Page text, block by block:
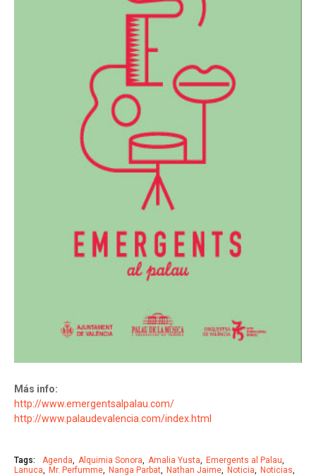
Más info:
http://www.emergentsalpalau.com/
http://www.palaudevalencia.com/index.html
Tags: Agenda Alquimia Sonora Amalia Yusta
Emergents al Palau
Lanuca
Mr. Perfumme Nanga Parbat Nathan Jaime Noticia Noticias